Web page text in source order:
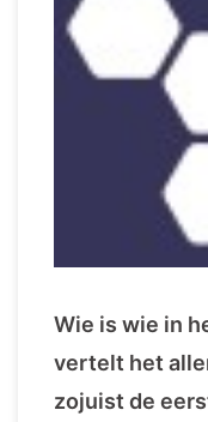
Wie is wie in
vertelt het
zojuist de